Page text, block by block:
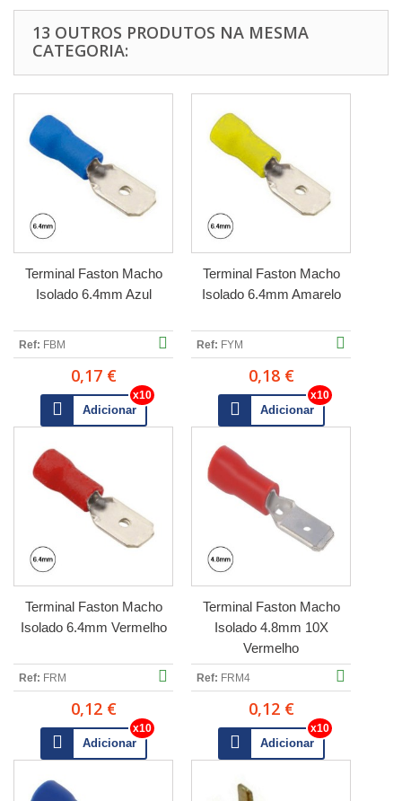
13 OUTROS PRODUTOS NA MESMA
CATEGORIA:
Terminal Faston Macho
Isolado 6.4mm Azul
Ref: FBM
0,17 €
Adicionar
Terminal Faston Macho
Isolado 6.4mm Amarelo
Ref: FYM
0,18 €
Adicionar
Terminal Faston Macho
Isolado 6.4mm Vermelho
Ref: FRM
0,12 €
Adicionar
Terminal Faston Macho
Isolado 4.8mm 10X
Vermelho
Ref: FRM4
0,12 €
Adicionar